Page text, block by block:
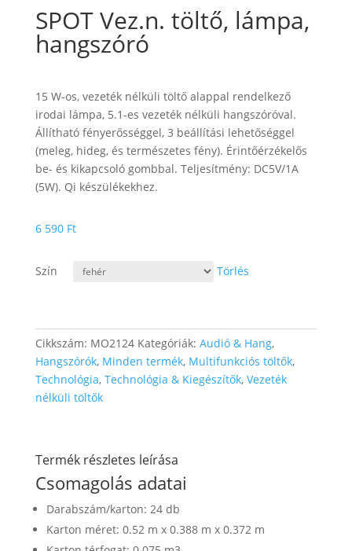
SPOT Vez.n. töltő, lámpa,
hangszóró
15 W-os, vezeték nélküli töltő alappal rendelkező
irodai lámpa, 5.1-es vezeték nélküli hangszóróval.
Állítható fényerősséggel, 3 beállítási lehetőséggel
(meleg, hideg, és természetes fény). Érintőérzékelős
be- és kikapcsoló gombbal. Teljesítmény: DC5V/1A
(5W). Qi készülékekhez.
6 590 Ft
Szín Törlés
Cikkszám: MO2124 Kategóriák: Audió & Hang,
Hangszórók, Minden termék, Multifunkciós töltők,
Technológia, Technológia & Kiegészítők, Vezeték
nélküli töltők
Termék részletes leírása
Csomagolás adatai
Darabszám/karton: 24 db
Karton méret: 0.52 m x 0.388 m x 0.372 m